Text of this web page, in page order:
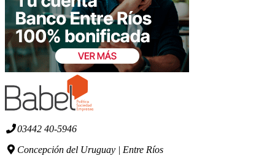
03442 40-5946
Concepción del Uruguay | Entre Ríos